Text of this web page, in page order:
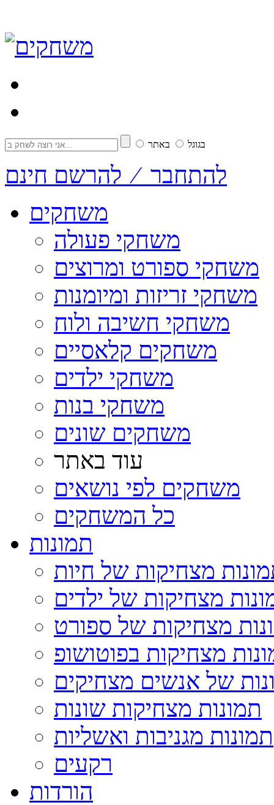
בגוגל באתר
להתחבר ⁄ להרשם חינם
משחקים
משחקי פעולה
משחקי ספורט ומרוצים
משחקי זריזות ומיומנות
משחקי חשיבה ולוח
משחקים קלאסיים
משחקי ילדים
משחקי בנות
משחקים שונים
עוד באתר
משחקים לפי נושאים
כל המשחקים
תמונות
מצחיקות של חיות
מצחיקות של ילדים
מצחיקות של ספורט
מצחיקות בפוטושופ
של אנשים מצחיקים
תמונות מצחיקות שונות
תמונות מגניבות ואשליות
רקעים
הורדות